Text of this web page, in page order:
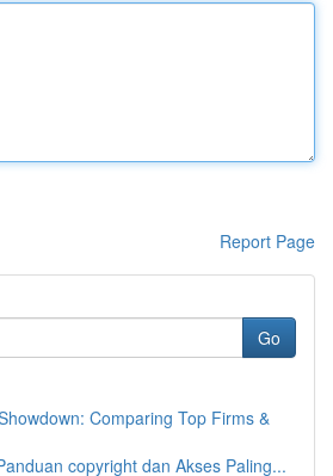
Report Page
Go
Comparing Top Firms &
copyright dan Akses Paling...